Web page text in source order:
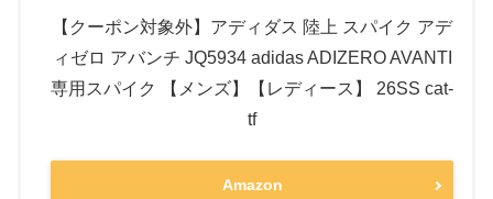
【クーポン対象外】アディダス 陸上 スパイク アデ
ィゼロ アバンチ JQ5934 adidas ADIZERO AVANTI
専用スパイク 【メンズ】【レディース】 26SS cat-
tf
Amazon